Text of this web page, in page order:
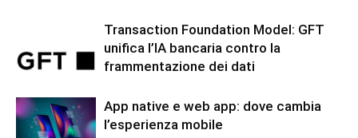
Transaction Foundation Model: GFT
unifica l’IA bancaria contro la
frammentazione dei dati
App native e web app: dove cambia
l’esperienza mobile